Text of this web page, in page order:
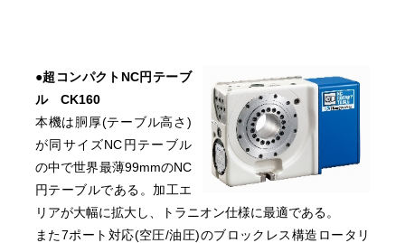
●超コンパクトNC円テーブ
ル CK160
本機は胴厚(テーブル高さ)
が同サイズNC円テーブル
の中で世界最薄99mmのNC
円テーブルである。加工エ
リアが大幅に拡大し、トラニオン仕様に最適である。
また7ポート対応(空圧/油圧)のブロックレス構造ロータリ